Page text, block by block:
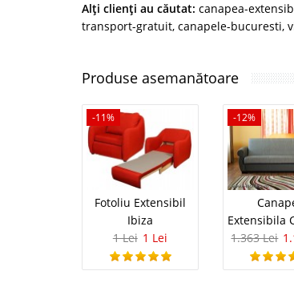
Alţi clienţi au căutat: canapea-
transport-gratuit, canapele-bucuresti,
Produse asemanătoare
-11%
Fotoliu Extensibil
Ibiza
1 Lei 1 Lei
-12%
Extensibila
1.363 Lei